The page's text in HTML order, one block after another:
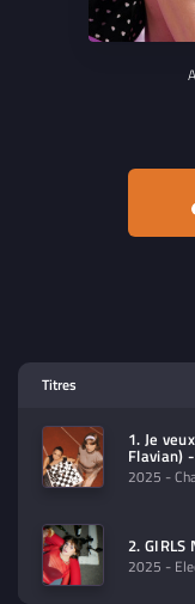
Titres
1. Je
Flavian)
2025 -
2. GIRLS
2025 -